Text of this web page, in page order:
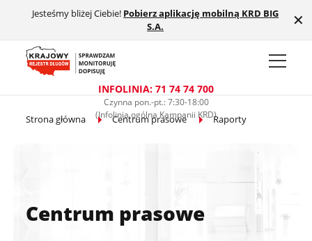
Przejdź do treści głównej
Jesteśmy bliżej Ciebie! Pobierz aplikację mobilną KRD BIG
S.A.
✕
INFOLINIA: 71 74 74 700
Czynna pon.-pt.: 7:30-18:00
(Infolinia ogólna Kampanii KRD)
Strona główna Centrum prasowe Raporty
Centrum prasowe